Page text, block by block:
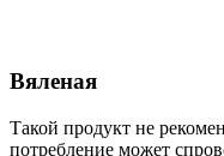
Вяленая
Такой продукт не
потребление может